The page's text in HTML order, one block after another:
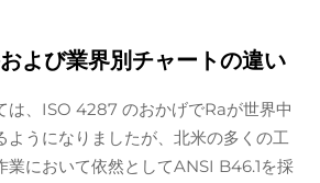
よび業界別チャートの違い
は、ISO 4287 のおかげでRaが世界中
ようになりましたが、北米の多くの工
業において依然としてANSI B46.1を採